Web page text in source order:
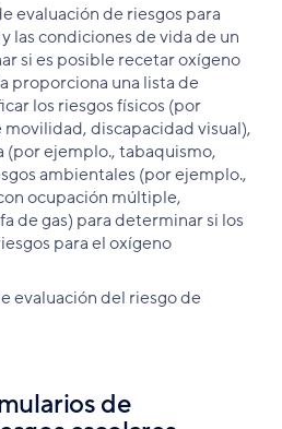
evaluación de riesgos para
las condiciones de vida de un
si es posible recetar oxígeno
proporciona una lista de
los riesgos físicos (por
discapacidad visual),
(por ejemplo., tabaquismo,
ambientales (por ejemplo.,
ocupación múltiple,
de gas) para determinar si los
para el oxígeno
evaluación del riesgo de
de